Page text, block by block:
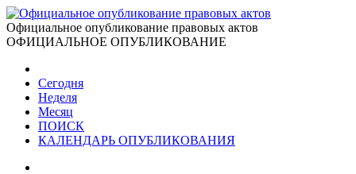
Официальное опубликование правовых актов
ОФИЦИАЛЬНОЕ ОПУБЛИКОВАНИЕ
Сегодня
Неделя
Месяц
ПОИСК
КАЛЕНДАРЬ ОПУБЛИКОВАНИЯ